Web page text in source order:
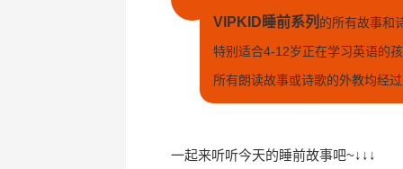
VIPKID睡前系列 的所有故事和
特别适合4-12岁正在学习英语的
所有朗读故事或诗歌的外教均经
一起来听听今天的睡前故事吧~↓↓↓